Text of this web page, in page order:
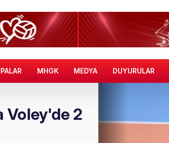
MHGK MEDYA DUYURULAR
Voley'de 2